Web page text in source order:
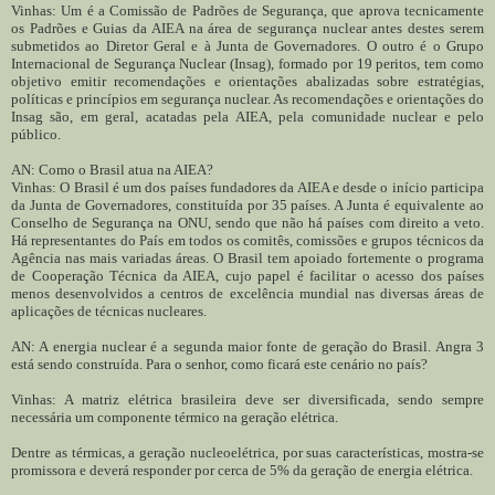
Vinhas: Um é a Comissão de Padrões de Segurança, que aprova tecnicamente
os Padrões e Guias da AIEA na área de segurança nuclear antes destes serem
submetidos ao Diretor Geral e à Junta de Governadores. O outro é o Grupo
Internacional de Segurança Nuclear (Insag), formado por 19 peritos, tem como
objetivo emitir recomendações e orientações abalizadas sobre estratégias,
políticas e princípios em segurança nuclear. As recomendações e orientações do
Insag são, em geral, acatadas pela AIEA, pela comunidade nuclear e pelo
público.
AN: Como o Brasil atua na AIEA?
Vinhas: O Brasil é um dos países fundadores da AIEA e desde o início participa
da Junta de Governadores, constituída por 35 países. A Junta é equivalente ao
Conselho de Segurança na ONU, sendo que não há países com direito a veto.
Há representantes do País em todos os comitês, comissões e grupos técnicos da
Agência nas mais variadas áreas. O Brasil tem apoiado fortemente o programa
de Cooperação Técnica da AIEA, cujo papel é facilitar o acesso dos países
menos desenvolvidos a centros de excelência mundial nas diversas áreas de
aplicações de técnicas nucleares.
AN: A energia nuclear é a segunda maior fonte de geração do Brasil. Angra 3
está sendo construída. Para o senhor, como ficará este cenário no país?
Vinhas: A matriz elétrica brasileira deve ser diversificada, sendo sempre
necessária um componente térmico na geração elétrica.
Dentre as térmicas, a geração nucleoelétrica, por suas características, mostra-se
promissora e deverá responder por cerca de 5% da geração de energia elétrica.